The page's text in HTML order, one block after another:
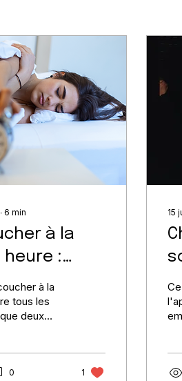
∙ 6 min
à la
heure :
ou
sommeil
à la
tous les
deux
0 1
15